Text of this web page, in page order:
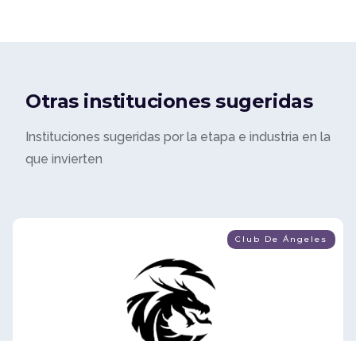
Otras instituciones sugeridas
Instituciones sugeridas por la etapa e industria en la
que invierten
Club De Ángeles